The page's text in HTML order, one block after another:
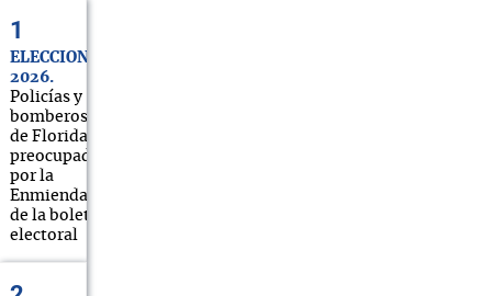
ELECCIONES
2026
Policías y
bomberos
de Florida
preocupados
por la
Enmienda 3
de la boleta
electoral